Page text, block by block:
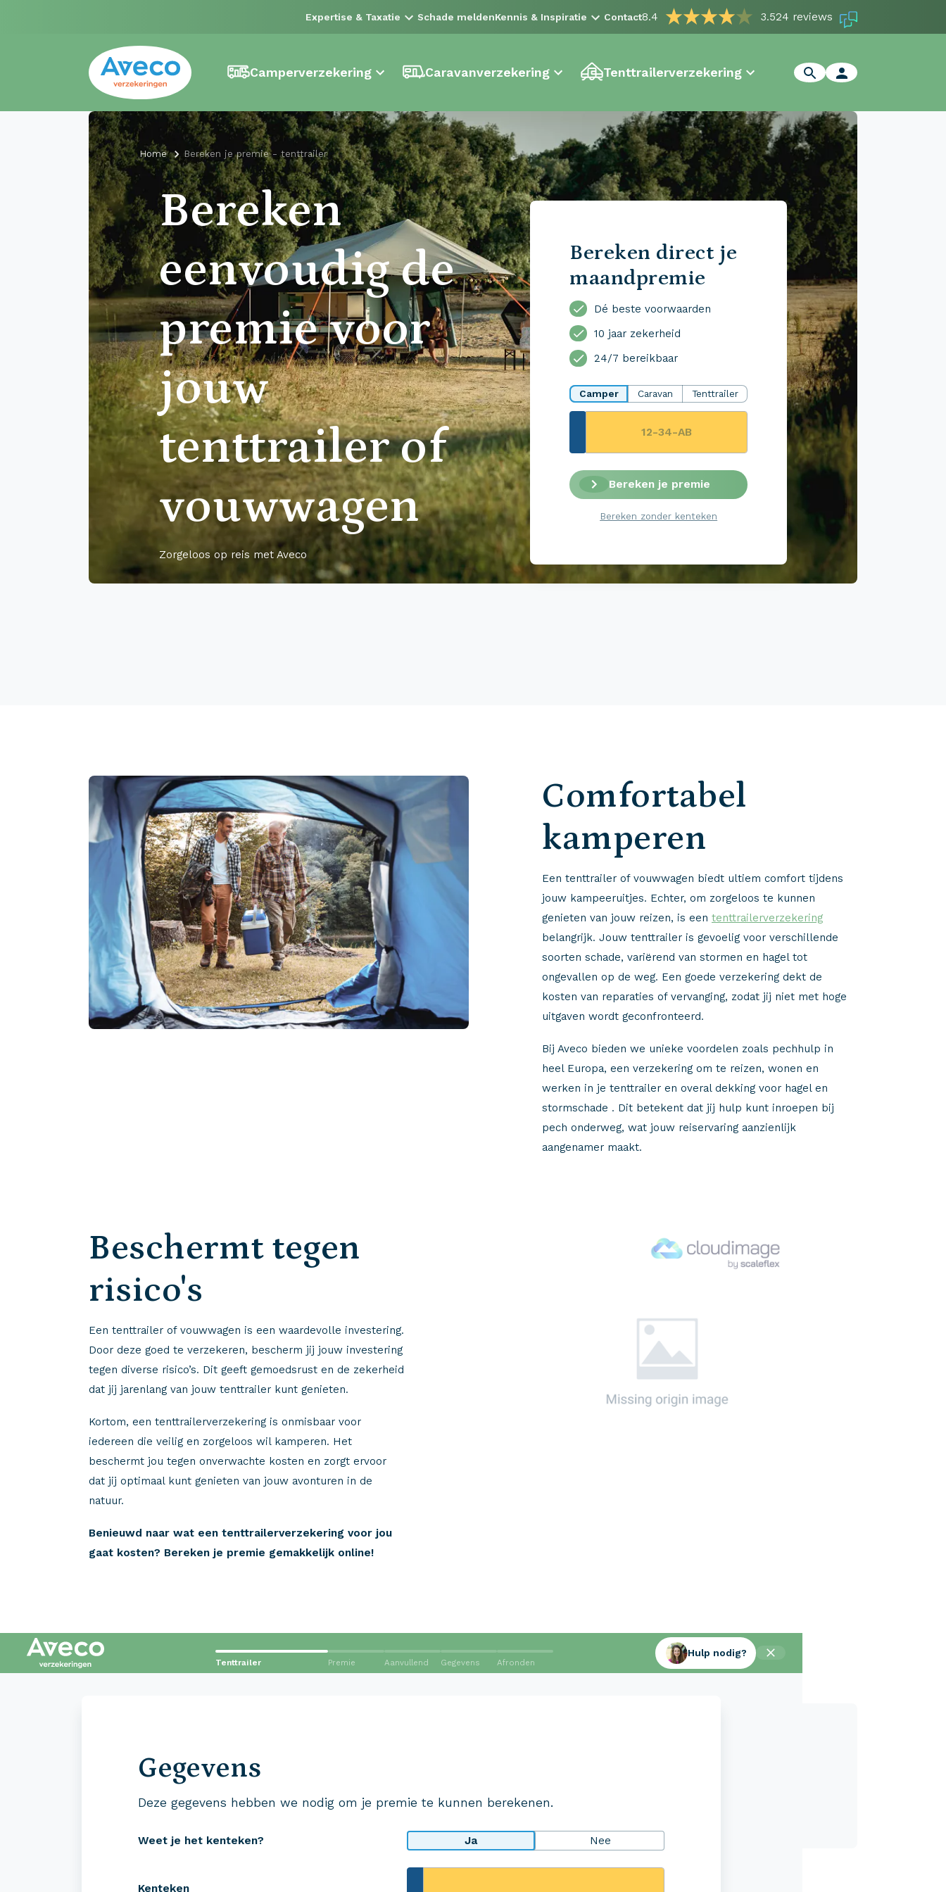
Expertise & Taxatie Schade meldenKennis & Inspiratie Contact8.4 3.524 reviews
Camperverzekering Caravanverzekering Tenttrailerverzekering
Home Bereken je premie - tenttrailer
Bereken
eenvoudig de
premie voor
jouw
tenttrailer of
vouwwagen
Zorgeloos op reis met Aveco
Bereken direct je
maandpremie
Dé beste voorwaarden
10 jaar zekerheid
24/7 bereikbaar
Camper Caravan Tenttrailer
Bereken je premie
Bereken zonder kenteken
Comfortabel
kamperen
Een tenttrailer of vouwwagen biedt ultiem comfort tijdens
jouw kampeeruitjes. Echter, om zorgeloos te kunnen
genieten van jouw reizen, is een tenttrailerverzekering
belangrijk. Jouw tenttrailer is gevoelig voor verschillende
soorten schade, variërend van stormen en hagel tot
ongevallen op de weg. Een goede verzekering dekt de
kosten van reparaties of vervanging, zodat jij niet met hoge
uitgaven wordt geconfronteerd.
Bij Aveco bieden we unieke voordelen zoals pechhulp in
heel Europa, een verzekering om te reizen, wonen en
werken in je tenttrailer en overal dekking voor hagel en
stormschade . Dit betekent dat jij hulp kunt inroepen bij
pech onderweg, wat jouw reiservaring aanzienlijk
aangenamer maakt.
Beschermt tegen
risico's
Een tenttrailer of vouwwagen is een waardevolle investering.
Door deze goed te verzekeren, bescherm jij jouw investering
tegen diverse risico’s. Dit geeft gemoedsrust en de zekerheid
dat jij jarenlang van jouw tenttrailer kunt genieten.
Kortom, een tenttrailerverzekering is onmisbaar voor
iedereen die veilig en zorgeloos wil kamperen. Het
beschermt jou tegen onverwachte kosten en zorgt ervoor
dat jij optimaal kunt genieten van jouw avonturen in de
natuur.
Benieuwd naar wat een tenttrailerverzekering voor jou
gaat kosten? Bereken je premie gemakkelijk online!
Tenttrailer Premie Aanvullend Gegevens Afronden
Hulp nodig?
Gegevens
Deze gegevens hebben we nodig om je premie te kunnen berekenen.
Weet je het kenteken? Ja Nee
Kenteken
zeggen